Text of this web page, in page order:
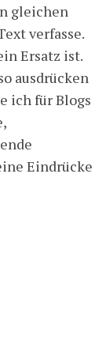
gleichen
verfasse.
Ersatz ist.
ausdrücken
ich für Blogs
Eindrücke